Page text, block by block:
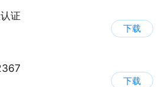
证
下载
下载